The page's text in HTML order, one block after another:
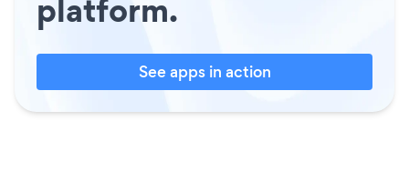
platform.
See apps in action